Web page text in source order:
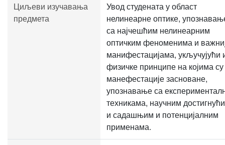
Циљеви изучавања
предмета
Увод студената у област
нелинеарне оптике,
са најчешћим нелинеарним
оптичким феноменима и
манифестацијама, укључујући
физичке принципе на којима су
манефестације засноване,
упознавање са
техникама, научним
и садашњим и потенцијалним
применама.